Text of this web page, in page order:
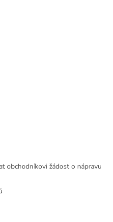
obchodníkovi žádost o nápravu